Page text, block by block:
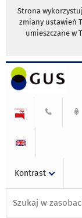
Strona
zmiany ustawień
umieszczane w
Kontrast